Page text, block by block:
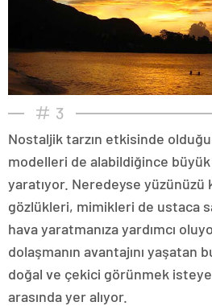
3
Nostaljik tarzın etkisinde
modelleri de alabildiğince
yaratıyor. Neredeyse yüzünüzü
gözlükleri, mimikleri de ustaca
hava yaratmanıza yardımcı
dolaşmanın avantajını yaşatan
doğal ve çekici görünmek
arasında yer alıyor.